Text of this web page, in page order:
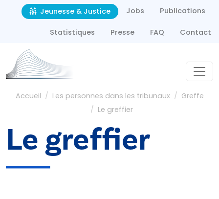
Aller au contenu principal
Second navigation
Jeunesse & Justice Jobs Publications
Statistiques Presse FAQ Contact
Fil d'Ariane
Accueil Les personnes dans les tribunaux
Greffe
Le greffier
Le greffier